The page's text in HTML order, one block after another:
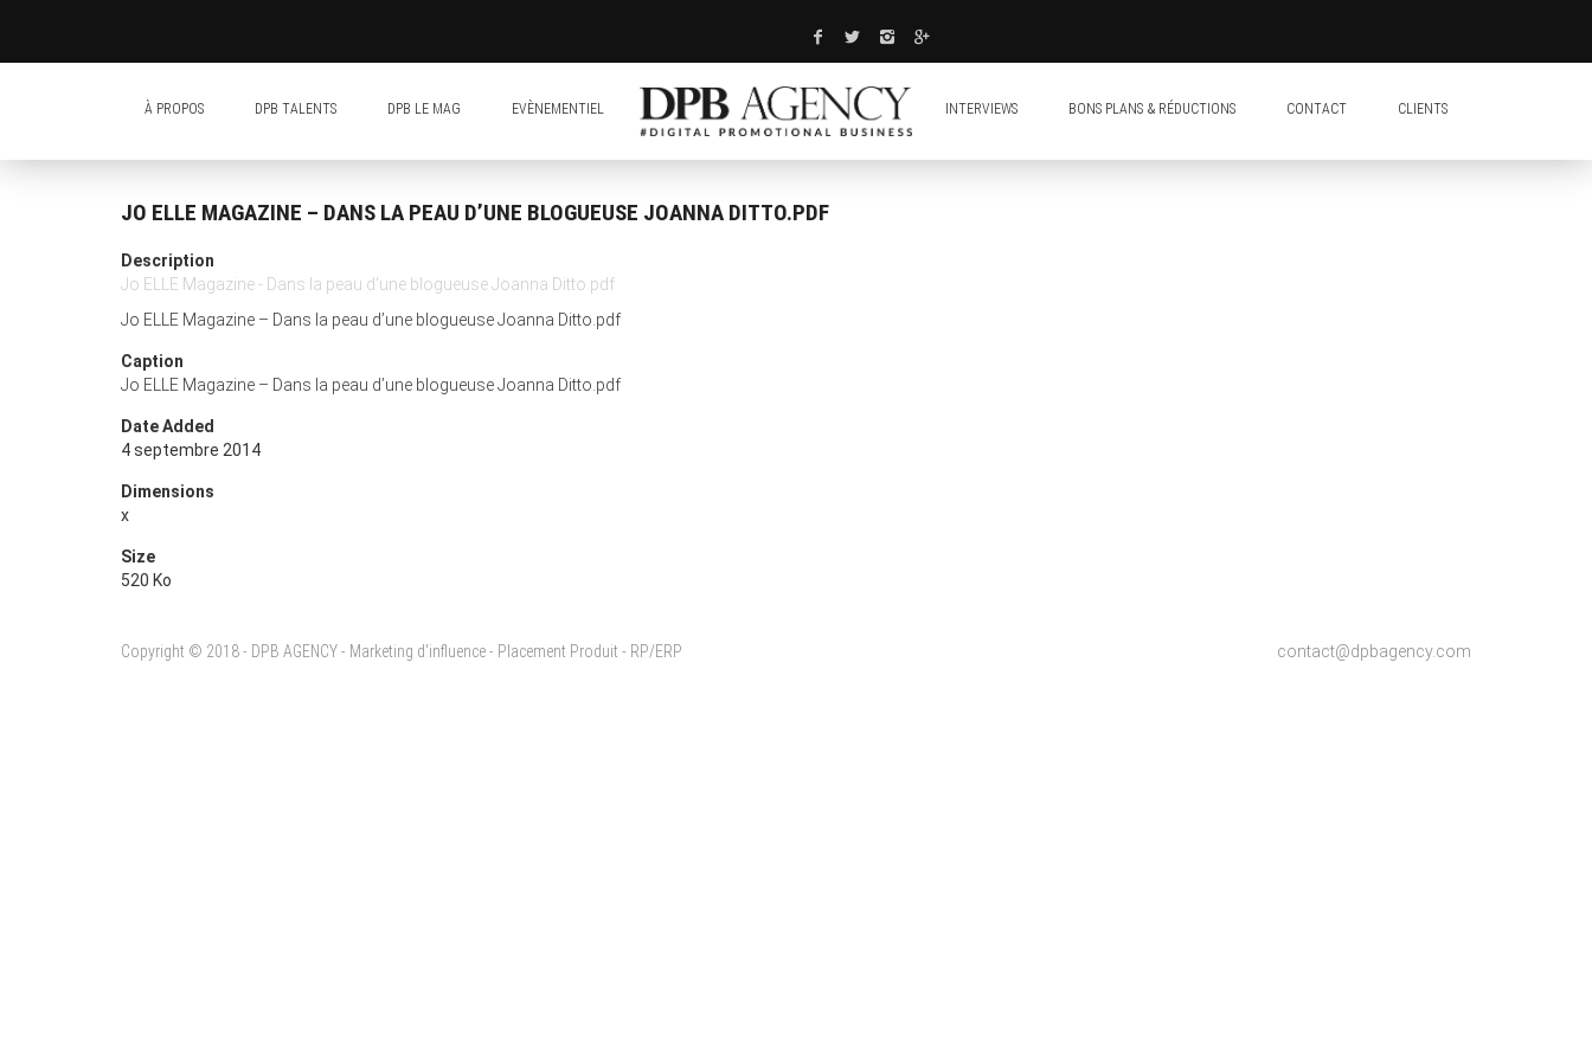
À PROPOS DPB TALENTS DPB LE MAG EVÈNEMENTIEL INTERVIEWS BONS PLANS & RÉDUCTIONS CONTACT CLIENTS
JO ELLE MAGAZINE – DANS LA PEAU D’UNE BLOGUEUSE JOANNA DITTO.PDF
Description
Jo ELLE Magazine - Dans la peau d'une blogueuse Joanna Ditto.pdf
Jo ELLE Magazine – Dans la peau d’une blogueuse Joanna Ditto.pdf
Caption
Jo ELLE Magazine – Dans la peau d’une blogueuse Joanna Ditto.pdf
Date Added
4 septembre 2014
Dimensions
x
Size
520 Ko
Copyright © 2018 - DPB AGENCY - Marketing d'influence - Placement Produit - RP/ERP contact@dpbagency.com